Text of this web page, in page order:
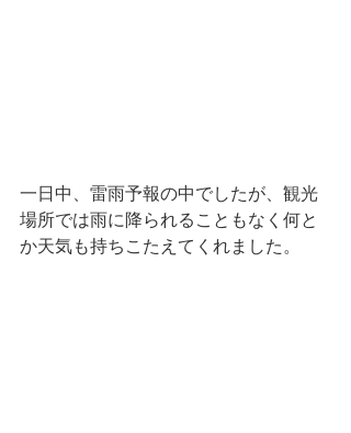
一日中、雷雨予報の中でしたが、観光
場所では雨に降られることもなく何と
か天気も持ちこたえてくれました。